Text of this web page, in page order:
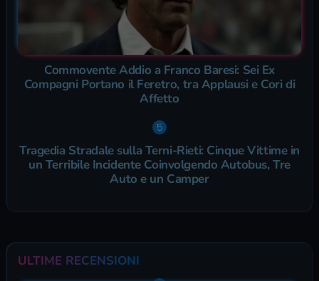
Commovente Addio a Franco Baresi: Sei Ex
Compagni Portano il Feretro, tra Applausi e Cori di
Affetto
Tragedia Stradale sulla Terni-Rieti: Cinque Vittime in
un Terribile Incidente Coinvolgendo Autobus, Tre
Auto e un Camper
ULTIME RECENSIONI